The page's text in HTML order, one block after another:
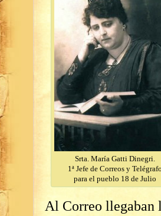
Srta. María Gatti Dinegri.
1ª Jefe de Correos y
para el pueblo 18 de Julio
Al Correo llegaban